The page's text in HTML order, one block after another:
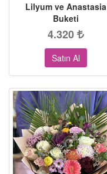
Lilyum ve Anastasia
Buketi
4.320
Satın Al